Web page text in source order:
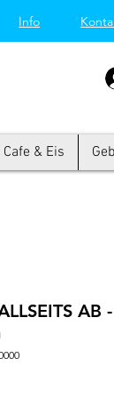
Info
von Westend-Elektro
Cafe & Eis
AB -